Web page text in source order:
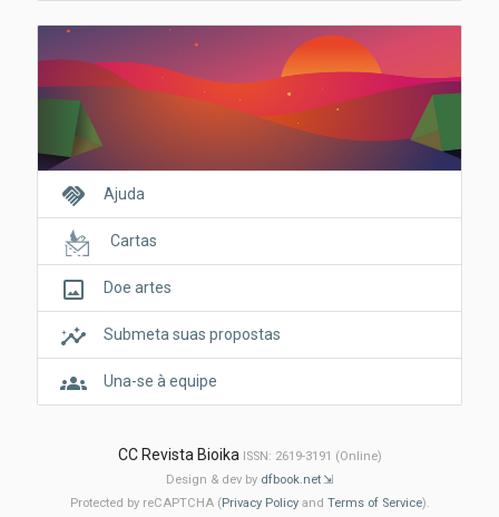
handshake Ajuda
Cartas
crop_original Doe artes
insights Submeta suas propostas
groups Una-se à equipe
CC Revista Bioika ISSN: 2619-3191 (Online)
Design & dev by dfbook.net
Protected by reCAPTCHA (Privacy Policyand Terms of Service).